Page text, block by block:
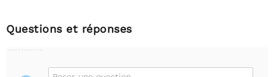
Questions et réponses